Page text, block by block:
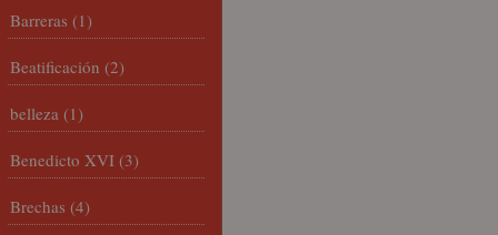
Barreras (1)
Beatificación (2)
belleza (1)
Benedicto XVI (3)
Brechas (4)